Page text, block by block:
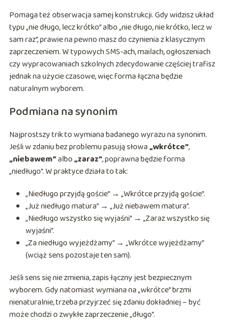
Pomaga też obserwacja samej konstrukcji. Gdy widzisz układ
typu „nie długo, lecz krótko” albo „nie długo, nie krótko, lecz w
sam raz”, prawie na pewno masz do czynienia z klasycznym
zaprzeczeniem. W typowych SMS-ach, mailach, ogłoszeniach
czy wypracowaniach szkolnych zdecydowanie częściej trafisz
jednak na użycie czasowe, więc forma łączna będzie
naturalnym wyborem.
Podmiana na synonim
Najprostszy trik to wymiana badanego wyrazu na synonim.
Jeśli w zdaniu bez problemu pasują słowa„wkrótce”,
„niebawem”albo„zaraz”, poprawna będzie forma
„niedługo”. W praktyce działa to tak:
„Niedługo przyjdą goście” → „Wkrótce przyjdą goście”.
„Już niedługo matura” → „Już niebawem matura”.
„Niedługo wszystko się wyjaśni” → „Zaraz wszystko się
wyjaśni”.
„Za niedługo wyjeżdżamy” → „Wkrótce wyjeżdżamy”
(wciąż sens pozostaje ten sam).
Jeśli sens się nie zmienia, zapis łączny jest bezpiecznym
wyborem. Gdy natomiast wymiana na „wkrótce” brzmi
nienaturalnie, trzeba przyjrzeć się zdaniu dokładniej – być
może chodzi o zwykłe zaprzeczenie „długo”.